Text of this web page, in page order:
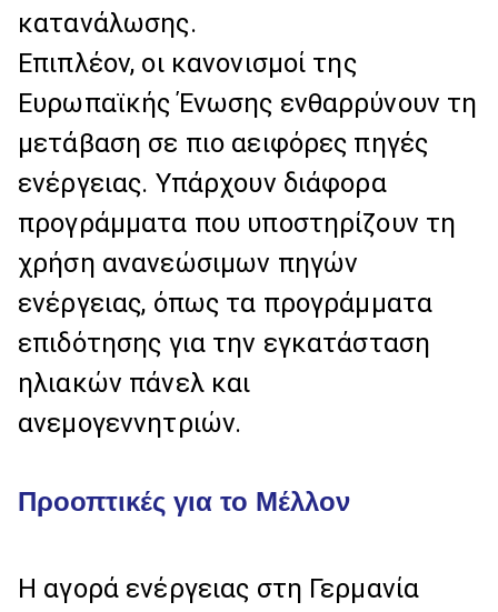
κατανάλωσης.
Επιπλέον, οι κανονισμοί της
Ευρωπαϊκής Ένωσης ενθαρρύνουν τη
μετάβαση σε πιο αειφόρες πηγές
ενέργειας. Υπάρχουν διάφορα
προγράμματα που υποστηρίζουν τη
χρήση ανανεώσιμων πηγών
ενέργειας, όπως τα προγράμματα
επιδότησης για την εγκατάσταση
ηλιακών πάνελ και
ανεμογεννητριών.
Προοπτικές για το Μέλλον
Η αγορά ενέργειας στη Γερμανία